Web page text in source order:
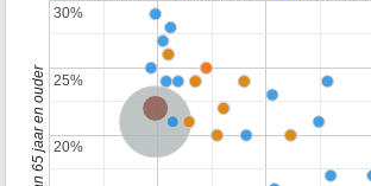
Nederland
Provincie Gelderland
20%
20%
25%
25%
30%
30%